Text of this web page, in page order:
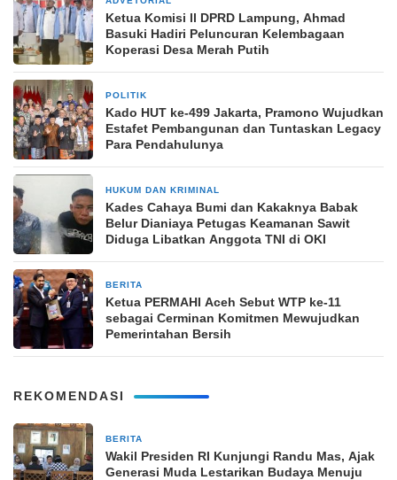
Ketua Komisi ll DPRD Lampung, Ahmad
Basuki Hadiri Peluncuran Kelembagaan
Koperasi Desa Merah Putih
POLITIK
Kado HUT ke-499 Jakarta, Pramono Wujudkan
Estafet Pembangunan dan Tuntaskan Legacy
Para Pendahulunya
HUKUM DAN KRIMINAL
Kades Cahaya Bumi dan Kakaknya Babak
Belur Dianiaya Petugas Keamanan Sawit
Diduga Libatkan Anggota TNI di OKI
BERITA
Ketua PERMAHI Aceh Sebut WTP ke-11
sebagai Cerminan Komitmen Mewujudkan
Pemerintahan Bersih
REKOMENDASI
BERITA
‎Wakil Presiden RI Kunjungi Randu Mas, Ajak
Generasi Muda Lestarikan Budaya Menuju